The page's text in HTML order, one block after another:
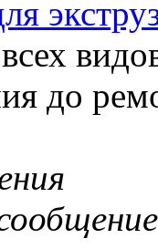
до